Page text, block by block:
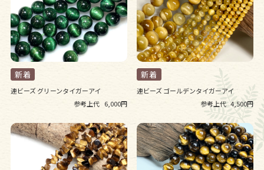
連ビーズ グリーンタイガーアイ
参考上代 6,000円
連ビーズ ゴールデンタイガーアイ
参考上代 4,500円